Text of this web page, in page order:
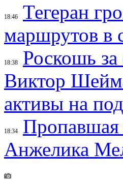
18:46
Тегеран
маршрутов в
18:38
Роскошь
Виктор
активы на
18:34
Пропавшая
Анжелика